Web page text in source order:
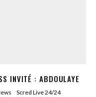
INVITÉ : ABDOULAYE
Scred Live 24/24